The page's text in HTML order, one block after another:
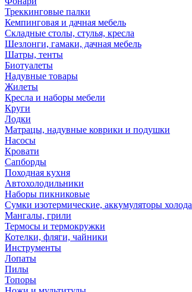
Треккинговые палки
Кемпинговая и дачная мебель
Складные столы, стулья, кресла
Шезлонги, гамаки, дачная мебель
Шатры, тенты
Биотуалеты
Надувные товары
Жилеты
Кресла и наборы мебели
Круги
Лодки
Матрацы, надувные коврики и подушки
Насосы
Кровати
Сапборды
Походная кухня
Автохолодильники
Наборы пикниковые
Сумки изотермические, аккумуляторы холода
Мангалы, грили
Термосы и термокружки
Котелки, фляги, чайники
Инструменты
Лопаты
Пилы
Топоры